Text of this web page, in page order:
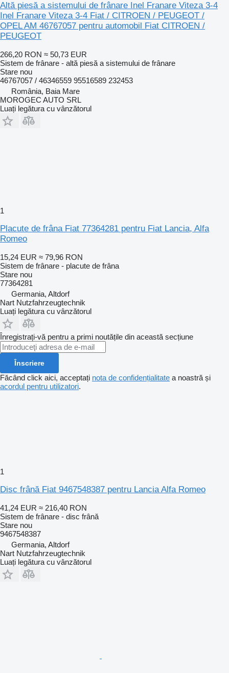
Altă piesă a sistemului de frânare Inel Franare Viteza 3-4
Inel Franare Viteza 3-4 Fiat / CITROEN / PEUGEOT /
OPEL AM 46767057 pentru automobil Fiat CITROEN /
PEUGEOT
266,20 RON ≈ 50,73 EUR
Sistem de frânare - altă piesă a sistemului de frânare
Stare nou
46767057 / 46346559 95516589 232453
România, Baia Mare
MOROGEC AUTO SRL
Luați legătura cu vânzătorul
1
Placute de frâna Fiat 77364281 pentru Fiat Lancia, Alfa
Romeo
15,24 EUR ≈ 79,96 RON
Sistem de frânare - placute de frâna
Stare nou
77364281
Germania, Altdorf
Nart Nutzfahrzeugtechnik
Luați legătura cu vânzătorul
Înregistrați-vă pentru a primi noutățile din această secțiune
Înscriere
Făcând click aici, acceptați nota de confidențialitate a noastră și
acordul pentru utilizatori.
1
Disc frână Fiat 9467548387 pentru Lancia Alfa Romeo
41,24 EUR ≈ 216,40 RON
Sistem de frânare - disc frână
Stare nou
9467548387
Germania, Altdorf
Nart Nutzfahrzeugtechnik
Luați legătura cu vânzătorul